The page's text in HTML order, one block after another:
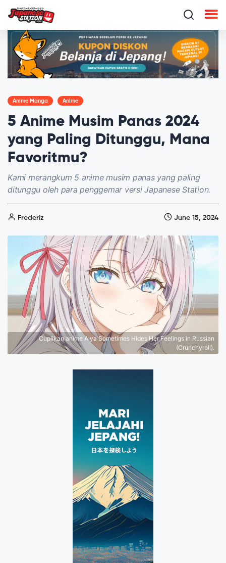
Anime Manga Anime
5 Anime Musim Panas 2024
yang Paling Ditunggu, Mana
Favoritmu?
Kami merangkum 5 anime musim panas yang paling
ditunggu oleh para penggemar versi Japanese Station.
Frederiz June 15, 2024
Cuplikan anime Alya Sometimes Hides Her Feelings in Russian
(Crunchyroll).